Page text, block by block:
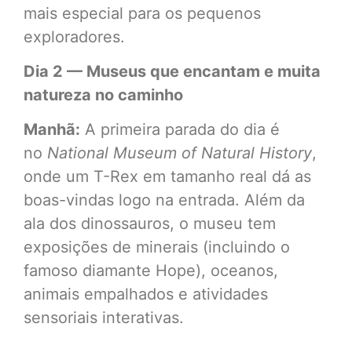
mais especial para os pequenos
exploradores.
Dia 2 — Museus que encantam e muita
natureza no caminho
Manhã: A primeira parada do dia é
no National Museum of Natural History,
onde um T-Rex em tamanho real dá as
boas-vindas logo na entrada. Além da
ala dos dinossauros, o museu tem
exposições de minerais (incluindo o
famoso diamante Hope), oceanos,
animais empalhados e atividades
sensoriais interativas.